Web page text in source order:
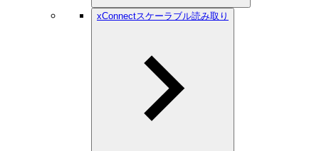
xConnectスケーラブル読み取り